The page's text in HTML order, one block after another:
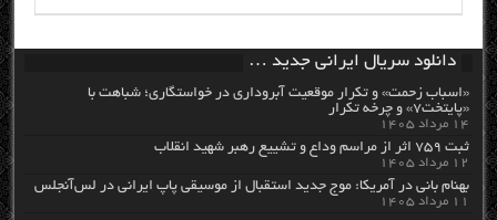
دانلود سریال ایرانی جدید …
«اسباب زحمت» و تکرار موقعیت آبروداری در خواستگاری؛ شباهت با
«پایتخت۷» و چرخه تکرار
۱۴ مرداد ۱۴۰۵
ثبت ۷۵۹ اثر از مراسم وداع و تشییع رهبر شهید انقلاب
۱۲ مرداد ۱۴۰۵
بهنام بانی در آمریکا: موج جدید استقبال از موسیقی پاپ ایرانی در لس‌آنجلس
۱۱ مرداد ۱۴۰۵